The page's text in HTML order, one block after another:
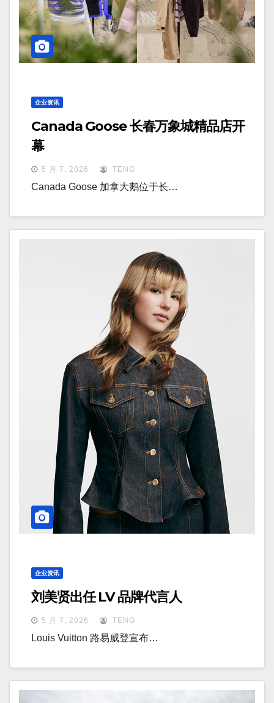
企业资讯
Canada Goose 长春万象城精品店开
幕
5 月 7, 2026 TENG
Canada Goose 加拿大鹅位于长…
企业资讯
刘美贤出任 LV 品牌代言人
5 月 7, 2026 TENG
Louis Vuitton 路易威登宣布…